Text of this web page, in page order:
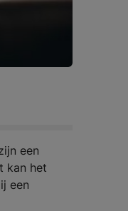
een
kan het
een